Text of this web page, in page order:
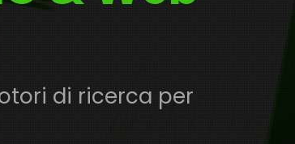
di ricerca per